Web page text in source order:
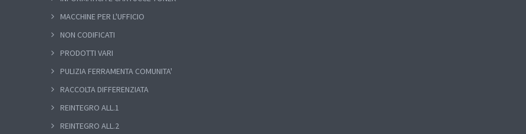
MACCHINE PER L'UFFICIO
NON CODIFICATI
PRODOTTI VARI
PULIZIA FERRAMENTA COMUNITA'
RACCOLTA DIFFERENZIATA
REINTEGRO ALL.1
REINTEGRO ALL.2